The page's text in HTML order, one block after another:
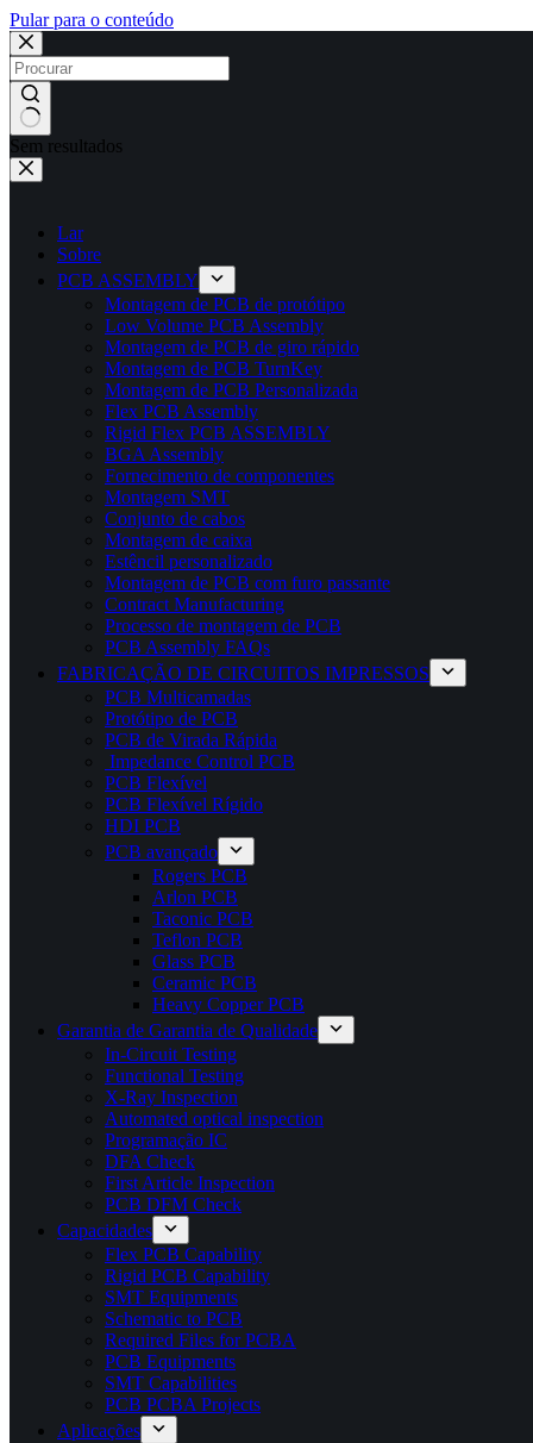
Pular para o conteúdo
Sem resultados
Lar
Sobre
PCB ASSEMBLY
Montagem de PCB de protótipo
Low Volume PCB Assembly
Montagem de PCB de giro rápido
Montagem de PCB TurnKey
Montagem de PCB Personalizada
Flex PCB Assembly
Rigid Flex PCB ASSEMBLY
BGA Assembly
Fornecimento de componentes
Montagem SMT
Conjunto de cabos
Montagem de caixa
Estêncil personalizado
Montagem de PCB com furo passante
Contract Manufacturing
Processo de montagem de PCB
PCB Assembly FAQs
FABRICAÇÃO DE CIRCUITOS IMPRESSOS
PCB Multicamadas
Protótipo de PCB
PCB de Virada Rápida
Impedance Control PCB
PCB Flexível
PCB Flexível Rígido
HDI PCB
PCB avançado
Rogers PCB
Arlon PCB
Taconic PCB
Teflon PCB
Glass PCB
Ceramic PCB
Heavy Copper PCB
Garantia de Garantia de Qualidade
In-Circuit Testing
Functional Testing
X-Ray Inspection
Automated optical inspection
Programação IC
DFA Check
First Article Inspection
PCB DFM Check
Capacidades
Flex PCB Capability
Rigid PCB Capability
SMT Equipments
Schematic to PCB
Required Files for PCBA
PCB Equipments
SMT Capabilities
PCB PCBA Projects
Aplicações